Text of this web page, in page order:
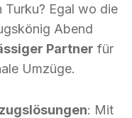
Turku? Egal wo die
Abend
Partner für
Umzüge.
: Mit